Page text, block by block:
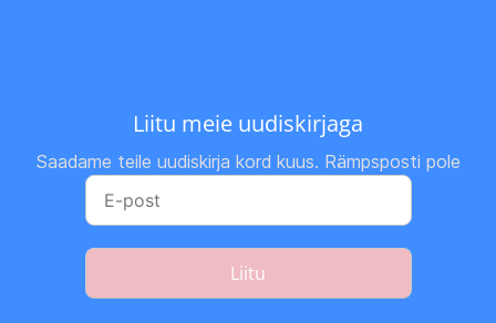
Liitu meie uudiskirjaga
Saadame teile uudiskirja kord kuus. Rämpsposti pole
Liitu